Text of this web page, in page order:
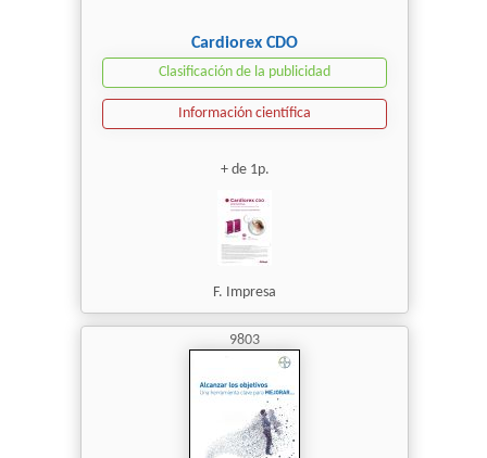
Cardiorex CDO
Clasificación de la publicidad
Información científica
+ de 1p.
F. Impresa
9803